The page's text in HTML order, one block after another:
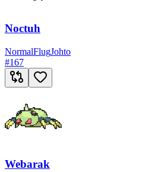
Noctuh
NormalFlugJohto
#167
Webarak